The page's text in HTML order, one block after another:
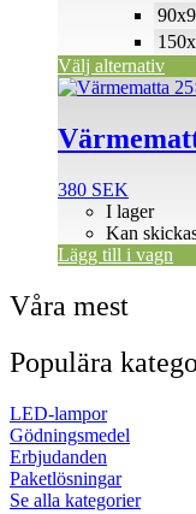
Välj alternativ
380 SEK
I lager
Kan
Lägg till i vagn
Våra mest
Populära
LED-lampor
Gödningsmedel
Erbjudanden
Paketlösningar
Se alla kategorier